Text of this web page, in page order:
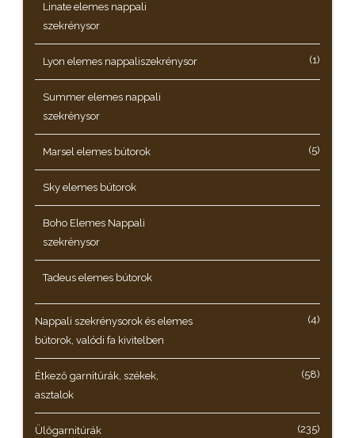
Linate elemes nappali
szekrénysor
Lyon elemes nappaliszekrénysor (1)
Summer elemes nappali
szekrénysor
Marsel elemes bútorok (5)
Sky elemes bútorok
Boho Elemes Nappali
szekrénysor
Tadeus elemes bútorok
Nappali szekrénysorok és elemes
bútorok, valódi fa kivitelben
(4)
Étkező garnitúrák, székek,
asztalok
(58)
Ülőgarnitúrák (235)